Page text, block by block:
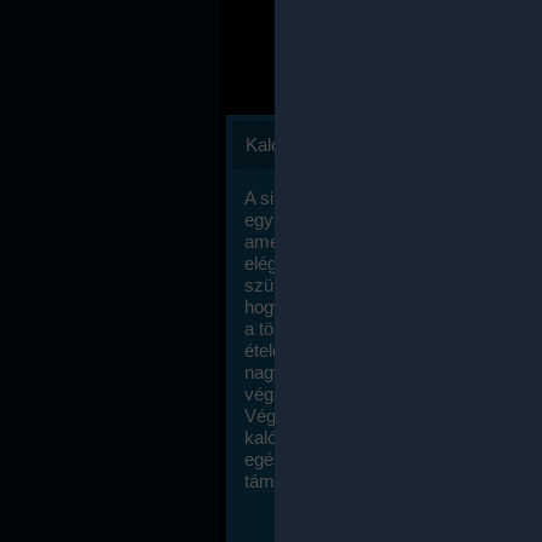
Kalóriaszámlálás
A sikeres fogyás titka valójában igen
egyszerű: égess több energiát, mint
amennyit beviszel. Természetesen
elég nagy fegyelemre és akaraterőre
szükség, de meglepődve fogod
hogy a kalóriaszámolás mennyire
a többi diétához képest. Itt nincsenek
ételek és a megengedett kalóriabevitelt
nagymértékben növelheted ha
végzel.
Végül, de nem utolsó sorban, a
kalóriaszámolás módszerét a legtöbb
egészségügyi szakorvos ajánlja és
támogatja.